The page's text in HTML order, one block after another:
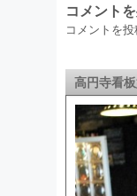
コメント
コメントを
高円寺看